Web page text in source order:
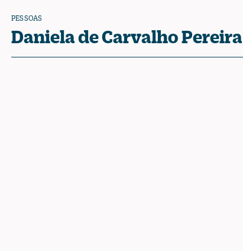
PESSOAS
Daniela de Carvalho Pereira